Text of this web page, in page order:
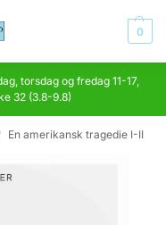
0
torsdag og fredag 11-17,
32 (3.8-9.8)
/ En amerikansk tragedie I-II